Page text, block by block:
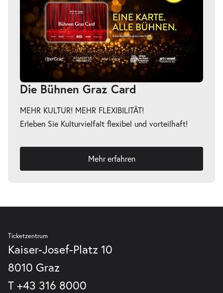
Die Bühnen Graz Card
MEHR KULTUR! MEHR FLEXIBILITÄT!
Erleben Sie Kulturvielfalt flexibel und vorteilhaft!
Mehr erfahren
Ticketzentrum
Kaiser-Josef-Platz 10
8010 Graz
T +43 316 8000